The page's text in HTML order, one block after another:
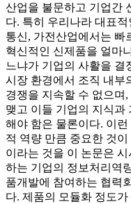
산업을 불문하고 기업간
다. 특히 우리나라 대표
통신, 가전산업에서는 빠
혁신적인 신제품을 얼마
느냐가 기업의 사활을
시장 환경에서 조직 내부
경쟁을 지속할 수 없으며
맺고 이들 기업의 지식과
해야 함은 물론이다. 이
적 역량 만큼 중요한 것
이라는 것을 이 논문은
하는 기업의 정보처리역
품개발에 참여하는 협력
다. 제품의 모듈화 정도